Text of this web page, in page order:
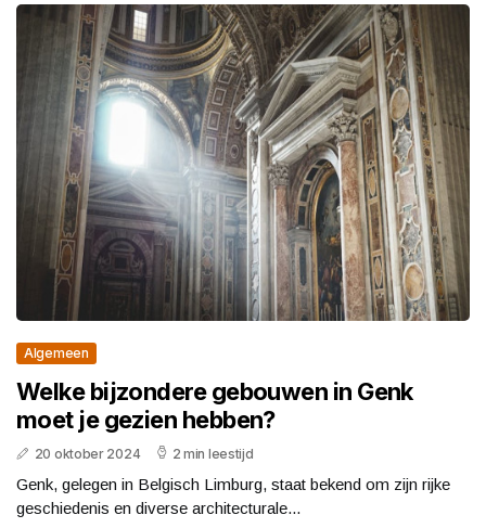
Algemeen
Welke bijzondere gebouwen in Genk
moet je gezien hebben?
20 oktober 2024 2 min leestijd
Genk, gelegen in Belgisch Limburg, staat bekend om zijn rijke
geschiedenis en diverse architecturale...